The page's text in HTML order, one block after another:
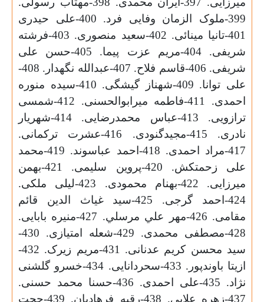
399-ملوک الزمان وفایی فرد. 400-علی حیدری
401-تانیا مینائی. 402-سعید منصوری. 403-فرشته
شریفی. 404-مریم عزت پیما. 405-حسن علی
شریفی. 406-قاسم فلاح. 407-عبدالله نگهدار. 408-
علی توانا. 409-شهناز گیشگی. 410-سیده منوره
احمدی. 411-فاطمه میرابوالحسنی. 412-شمسی
ترازویی. 413-عباس محمدرضایی. 414-شهریار
نادری. 415-مجیدگنودی. 416-عشرت ترکمانی.
417-مراد احمدی. 418-احمد عباسوند. 419-محمد
علی زحمتکش. 420-پروین سلیمی. 421-بهمن
میرزایی. 422-بهنام محمودی. 423-لیلی ملکی.
424-احمد گرجی. 425-سید غیاث الدین قائم
مقامی. 426-مهر علي مرسلي. 427-منیره بابایی.
428-مصطفی محمدی. 429-شعله امتیازی. 430-
سید محسن کریم عدنانی. 431-مریم زیرک. 432-
ازیتا باوندپور. 433-سحردانایی. 434-خسرو گلشنی
نژاد. 435-علی احمدی. 436-حسنا محمد حسنی.
437-زهره علایی. 438-رقیه فرهادیان. 439-حجت